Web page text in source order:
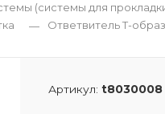
(системы для
— Ответвитель Т-
Артикул: t8030008